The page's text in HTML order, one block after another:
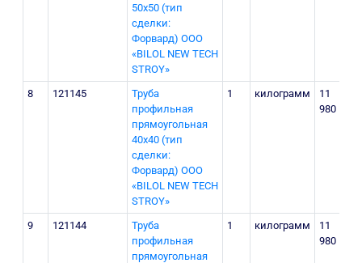
50х50 (тип
сделки:
Форвард) ООО
«BILOL NEW TECH
STROY»
8 121145
Труба
профильная
прямоугольная
40х40 (тип
сделки:
Форвард) ООО
«BILOL NEW TECH
STROY»
1 килограмм
11
980
9 121144
Труба
профильная
прямоугольная
1 килограмм
11
980